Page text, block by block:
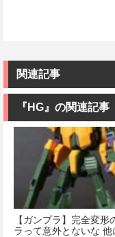
関連記事
『HG』の関連記事
【ガンプラ】完全変形
ラって意外とないな 他